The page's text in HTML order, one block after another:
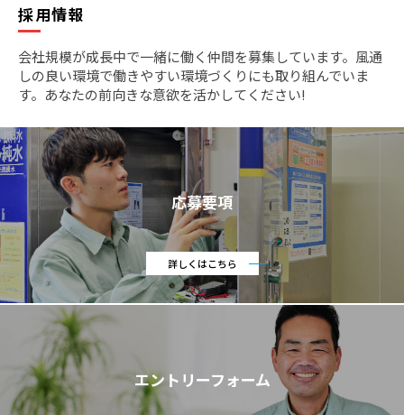
採用情報
会社規模が成長中で一緒に働く仲間を募集しています。 風通
しの良い環境で働きやすい環境づくりにも取り組んでいま
す。あなたの前向きな意欲を活かしてください!
応募要項
詳しくはこちら
エントリーフォーム